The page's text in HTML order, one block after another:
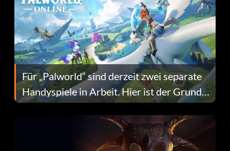
Für „Palworld“ sind derzeit zwei separate
Handyspiele in Arbeit. Hier ist der Grund
dafür.